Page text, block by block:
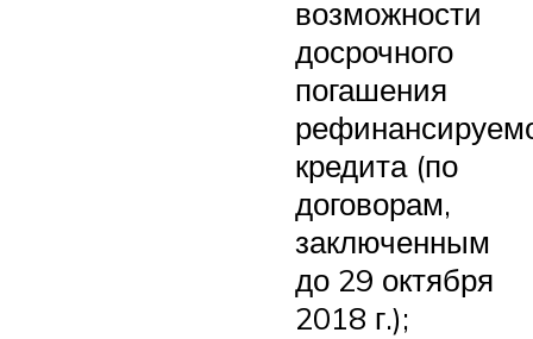
возможности
досрочного
погашения
кредита (по
договорам,
заключенным
до 29 октября
2018 г.);